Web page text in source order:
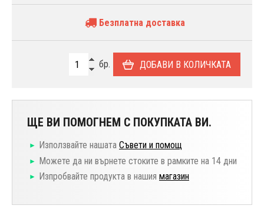
Безплатна доставка
бр. ДОБАВИ В КОЛИЧКАТА
ЩЕ ВИ ПОМОГНЕМ С ПОКУПКАТА ВИ.
Използвайте нашата Съвети и помощ
Можете да ни върнете стоките в рамките на 14 дни
Изпробвайте продукта в нашия магазин